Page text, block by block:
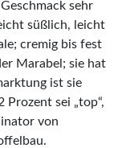
sehr
süßlich, leicht
cremig bis fest
Marabel; sie hat
ist sie
sei „top“,
von